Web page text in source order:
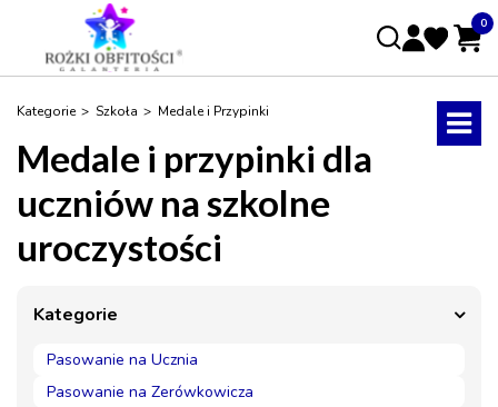
ADRES E-MAIL*
Nie pamiętasz hasła?Zmień hasło.
0
Koszyk
info:Twój koszyk jest pusty!
Kategorie Szkoła Medale i Przypinki
Medale i przypinki dla
uczniów na szkolne
uroczystości
Kategorie
Pasowanie na Ucznia
Pasowanie na Zerówkowicza